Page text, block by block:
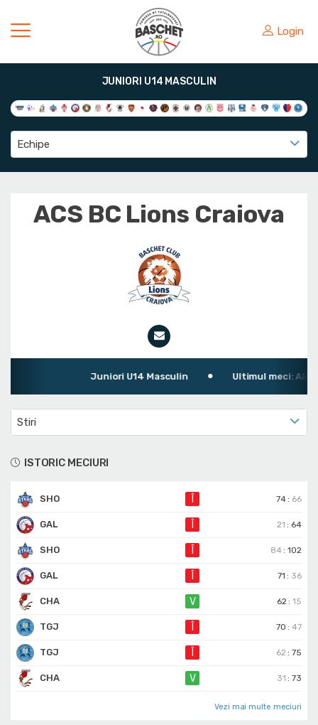
Login
JUNIORI U14 MASCULIN
Echipe
ACS BC Lions Craiova
Juniori U14 Masculin Ultimul meci: ABC
Stiri
ISTORIC MECIURI
SHO 74 : 66
GAL 21 : 64
SHO 84 :102
GAL 71 : 36
CHA V 62 :15
TGJ 70 :47
TGJ 62 :75
CHA V 31 :73
Vezi mai multe meciuri